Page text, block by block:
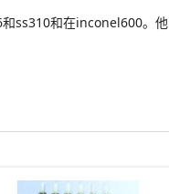
和ss310和在inconel600。他